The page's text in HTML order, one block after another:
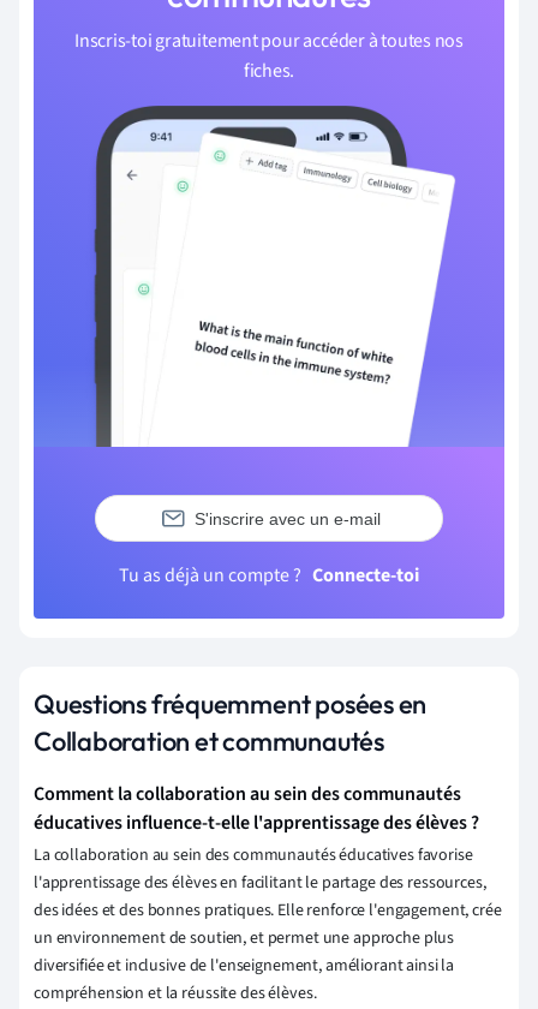
Inscris-toi gratuitement pour accéder à toutes nos
fiches.
S'inscrire avec un e-mail
Tu as déjà un compte ? Connecte-toi
Questions fréquemment posées en
Collaboration et communautés
Comment la collaboration au sein des communautés
éducatives influence-t-elle l'apprentissage des élèves ?
La collaboration au sein des communautés éducatives favorise
l'apprentissage des élèves en facilitant le partage des ressources,
des idées et des bonnes pratiques. Elle renforce l'engagement, crée
un environnement de soutien, et permet une approche plus
diversifiée et inclusive de l'enseignement, améliorant ainsi la
compréhension et la réussite des élèves.